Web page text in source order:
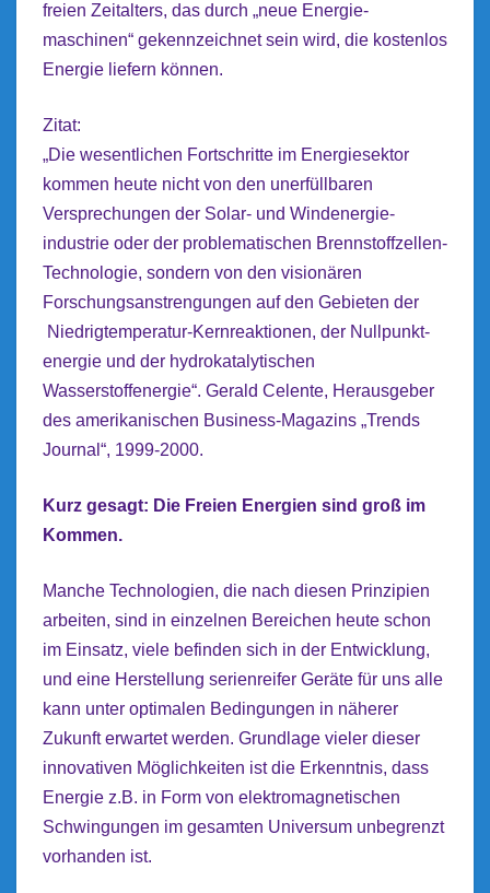
freien Zeitalters, das durch „neue Energie-
maschinen“ gekennzeichnet sein wird, die kostenlos
Energie liefern können.
Zitat:
„Die wesentlichen Fortschritte im Energiesektor
kommen heute nicht von den unerfüllbaren
Versprechungen der Solar- und Windenergie-
industrie oder der problematischen Brennstoffzellen-
Technologie, sondern von den visionären
Forschungsanstrengungen auf den Gebieten der
Niedrigtemperatur-Kernreaktionen, der Nullpunkt-
energie und der hydrokatalytischen
Wasserstoffenergie“. Gerald Celente, Herausgeber
des amerikanischen Business-Magazins „Trends
Journal“, 1999-2000.
Kurz gesagt: Die Freien Energien sind groß im
Kommen.
Manche Technologien, die nach diesen Prinzipien
arbeiten, sind in einzelnen Bereichen heute schon
im Einsatz, viele befinden sich in der Entwicklung,
und eine Herstellung serienreifer Geräte für uns alle
kann unter optimalen Bedingungen in näherer
Zukunft erwartet werden. Grundlage vieler dieser
innovativen Möglichkeiten ist die Erkenntnis, dass
Energie z.B. in Form von elektromagnetischen
Schwingungen im gesamten Universum unbegrenzt
vorhanden ist.